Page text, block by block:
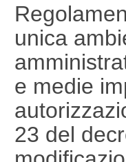
unica
e medie
23 del